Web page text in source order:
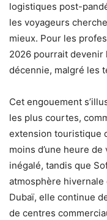
logistiques post-
les voyageurs
mieux. Pour les
2026 pourrait devenir
décennie, malgré les
Cet engouement
les plus courtes,
extension touristique
moins d’une heure
inégalé, tandis que
atmosphère hivernale
Dubaï, elle continue
de centres